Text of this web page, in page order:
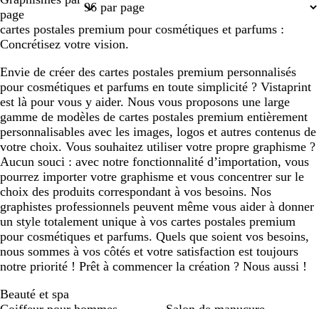
page
cartes postales premium pour cosmétiques et parfums :
Concrétisez votre vision.
Envie de créer des cartes postales premium personnalisés
pour cosmétiques et parfums en toute simplicité ? Vistaprint
est là pour vous y aider. Nous vous proposons une large
gamme de modèles de cartes postales premium entièrement
personnalisables avec les images, logos et autres contenus de
votre choix. Vous souhaitez utiliser votre propre graphisme ?
Aucun souci : avec notre fonctionnalité d’importation, vous
pourrez importer votre graphisme et vous concentrer sur le
choix des produits correspondant à vos besoins. Nos
graphistes professionnels peuvent même vous aider à donner
un style totalement unique à vos cartes postales premium
pour cosmétiques et parfums. Quels que soient vos besoins,
nous sommes à vos côtés et votre satisfaction est toujours
notre priorité ! Prêt à commencer la création ? Nous aussi !
Beauté et spa